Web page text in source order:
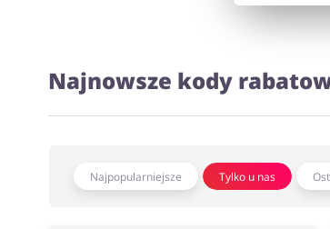
Najnowsze kody
Najpopularniejsze Tylko u nas